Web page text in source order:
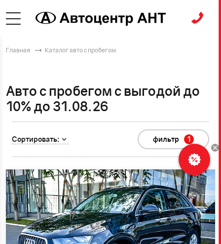
Главная Каталог авто с пробегом
Авто с пробегом с выгодой до
10% до 31.08.26
Сортировать: фильтр 1
Рассчитать
кредит